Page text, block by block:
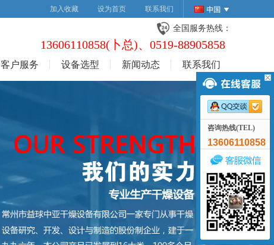
加入收藏 设为首页 联系我们
全国服务热线：
13606110858(卜总)、0519-88905858
客户服务 设备选型 新闻动态 联系我们
咨询热线(TEL)
13606110858